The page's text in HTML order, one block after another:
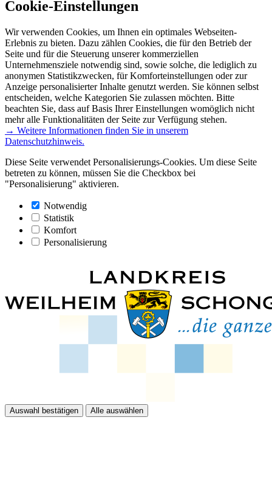
Cookie-Einstellungen
Wir verwenden Cookies, um Ihnen ein optimales Webseiten-
Erlebnis zu bieten. Dazu zählen Cookies, die für den Betrieb der
Seite und für die Steuerung unserer kommerziellen
Unternehmensziele notwendig sind, sowie solche, die lediglich zu
anonymen Statistikzwecken, für Komforteinstellungen oder zur
Anzeige personalisierter Inhalte genutzt werden. Sie können selbst
entscheiden, welche Kategorien Sie zulassen möchten. Bitte
beachten Sie, dass auf Basis Ihrer Einstellungen womöglich nicht
mehr alle Funktionalitäten der Seite zur Verfügung stehen.
→ Weitere Informationen finden Sie in unserem
Datenschutzhinweis.
Diese Seite verwendet Personalisierungs-Cookies. Um diese Seite
betreten zu können, müssen Sie die Checkbox bei
"Personalisierung" aktivieren.
Notwendig
Statistik
Komfort
Personalisierung
Auswahl bestätigen Alle auswählen